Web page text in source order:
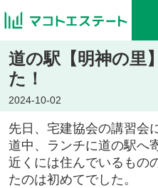
道の駅【明神の里
た！
2024-10-02
先日、宅建協会の講習会
道中、ランチに道の駅へ
近くには住んでいるもの
たのは初めてでした。